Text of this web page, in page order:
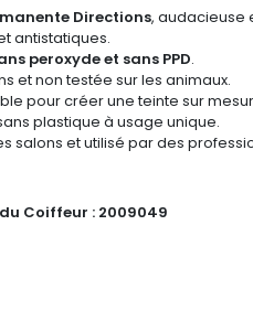
Directions, audacieuse
antistatiques.
peroxyde et sans PPD.
et non testée sur les animaux.
pour créer une teinte sur
plastique à usage unique.
salons et utilisé par des
Coiffeur : 2009049